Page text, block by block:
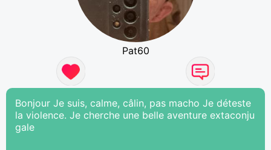
Pat60
Bonjour Je suis, calme, câlin, pas macho Je déteste
la violence. Je cherche une belle aventure extaconju
gale